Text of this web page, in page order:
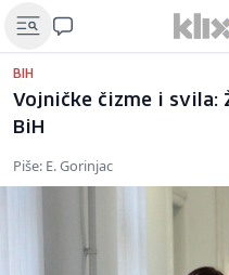
BIH
Vojničke čizme i svila:
BiH
Piše: E. Gorinjac